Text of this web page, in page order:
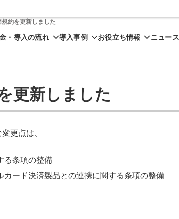
・導入の流れ 導入事例 お役立ち情報 ニュース
約を更新しました
更新しました
更点は、
る条項の整備
ード決済製品との連携に関する条項の整備